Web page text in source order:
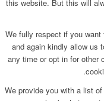
this website. But this will
We fully respect if you
and again kindly allow us
any time or opt in for other
We provide you with a list